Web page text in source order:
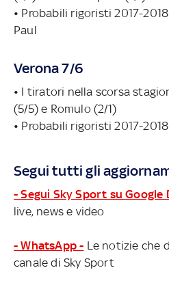
• Probabili rigoristi 2017-
Paul
Verona 7/6
• I tiratori nella scorsa
(5/5) e Romulo (2/1)
• Probabili rigoristi 2017-
Segui tutti gli
- Segui Sky Sport su Google
live, news e video
- WhatsApp - Le notizie che
canale di Sky Sport